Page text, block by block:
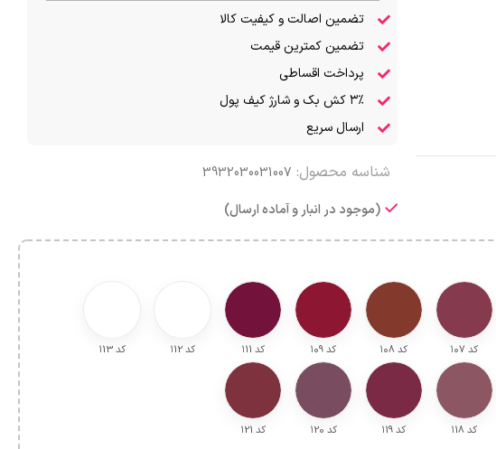
تضمین اصالت و کیفیت کالا
تضمین کمترین قیمت
پرداخت اقساطی
۳٪ کش بک و شارژ کیف پول
ارسال سریع
شناسه محصول: 3932030031007
(موجود در انبار و آماده ارسال)
کد ۱۰7 کد ۱۰8 کد ۱۰9 کد ۱11 کد ۱12 کد ۱13
کد ۱18 کد ۱19 کد ۱20 کد ۱21